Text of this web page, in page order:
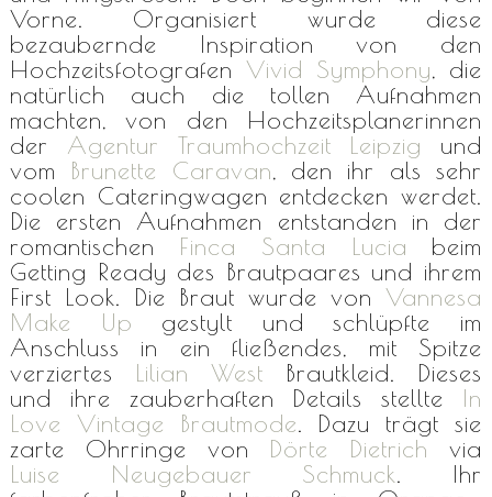
Vorne. Organisiert wurde diese
bezaubernde Inspiration von den
Hochzeitsfotografen Vivid Symphony, die
natürlich auch die tollen Aufnahmen
machten, von den Hochzeitsplanerinnen
der Agentur Traumhochzeit Leipzig und
vom Brunette Caravan, den ihr als sehr
coolen Cateringwagen entdecken werdet.
Die ersten Aufnahmen entstanden in der
romantischen Finca Santa Lucia beim
Getting Ready des Brautpaares und ihrem
First Look. Die Braut wurde vonVannesa
Make Up gestylt und schlüpfte im
Anschluss in ein fließendes, mit Spitze
verziertes Lilian West Brautkleid. Dieses
und ihre zauberhaften Details stellte In
Love Vintage Brautmode. Dazu trägt sie
zarte Ohrringe von Dörte Dietrich via
Luise Neugebauer Schmuck. Ihr